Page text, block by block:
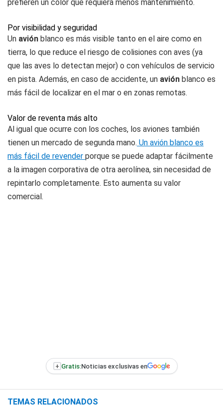
prefieren un color que requiera menos mantenimiento.
Por visibilidad y seguridad
Un avión blanco es más visible tanto en el aire como en
tierra, lo que reduce el riesgo de colisiones con aves (ya
que las aves lo detectan mejor) o con vehículos de servicio
en pista. Además, en caso de accidente, un avión blanco es
más fácil de localizar en el mar o en zonas remotas.
Valor de reventa más alto
Al igual que ocurre con los coches, los aviones también
tienen un mercado de segunda mano. Un avión blanco es
más fácil de revender porque se puede adaptar fácilmente
a la imagen corporativa de otra aerolínea, sin necesidad de
repintarlo completamente. Esto aumenta su valor
comercial.
+ Gratis:Noticias exclusivas en
TEMAS RELACIONADOS